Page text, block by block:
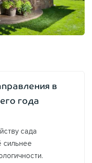
в
года
сада
сильнее